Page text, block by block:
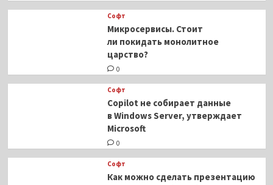
Софт
Микросервисы. Стоит
ли покидать монолитное
царство?
0
Софт
Copilot не собирает данные
в Windows Server, утверждает
Microsoft
0
Софт
Как можно сделать презентацию